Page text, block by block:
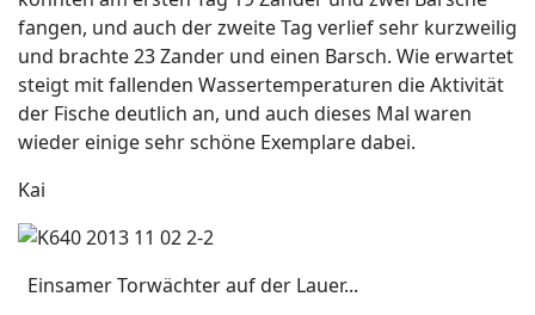
fangen, und auch der zweite Tag verlief sehr kurzweilig
und brachte 23 Zander und einen Barsch. Wie erwartet
steigt mit fallenden Wassertemperaturen die Aktivität
der Fische deutlich an, und auch dieses Mal waren
wieder einige sehr schöne Exemplare dabei.
Kai
Einsamer Torwächter auf der Lauer...